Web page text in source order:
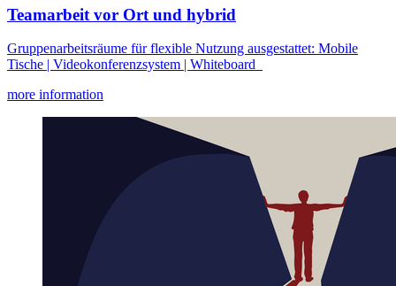
Teamarbeit vor Ort und hybrid
Gruppenarbeitsräume für flexible Nutzung ausgestattet: Mobile
Tische | Videokonferenzsystem | Whiteboard
more information